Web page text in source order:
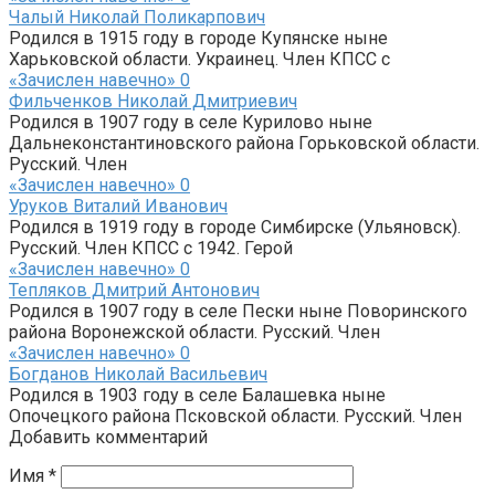
Чалый Николай Поликарпович
Родился в 1915 году в городе Купянске ныне
Харьковской области. Украинец. Член КПСС с
«Зачислен навечно» 0
Фильченков Николай Дмитриевич
Родился в 1907 году в селе Курилово ныне
Дальнеконстантиновского района Горьковской области.
Русский. Член
«Зачислен навечно» 0
Уруков Виталий Иванович
Родился в 1919 году в городе Симбирске (Ульяновск).
Русский. Член КПСС с 1942. Герой
«Зачислен навечно» 0
Тепляков Дмитрий Антонович
Родился в 1907 году в селе Пески ныне Поворинского
района Воронежской области. Русский. Член
«Зачислен навечно» 0
Богданов Николай Васильевич
Родился в 1903 году в селе Балашевка ныне
Опочецкого района Псковской области. Русский. Член
Добавить комментарий
Имя *